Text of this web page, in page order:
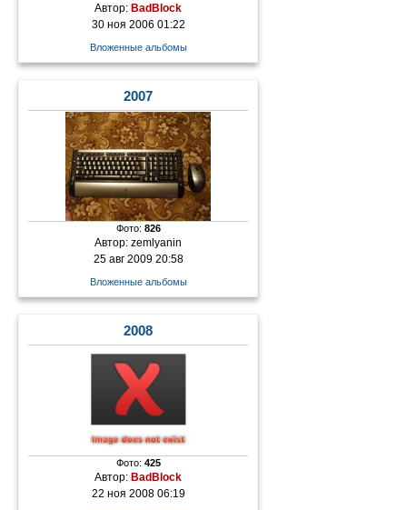
Автор:BadBlock
30 ноя 2006 01:22
Вложенные альбомы
2007
Фото: 826
Автор:zemlyanin
25 авг 2009 20:58
Вложенные альбомы
2008
Фото: 425
Автор: BadBlock
22 ноя 2008 06:19